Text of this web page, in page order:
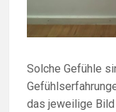
Solche Gefühle
das jeweilige